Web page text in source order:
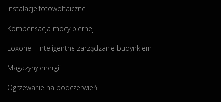
e
e
"
Instalacje fotowoltaiczne
Kompensacja mocy biernej
Loxone – inteligentne zarządzanie budynkiem
Magazyny energii
Ogrzewanie na podczerwień